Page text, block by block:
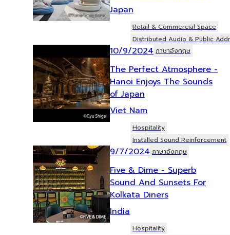
Japan
Retail & Commercial Space
Distributed Audio & Public
10/9/2024 ภาษาอังกฤษ
The Perfect Atmosphere -
Hanoi Enjoys The Sounds
of Japan
Viet Nam
Hospitality
Installed Sound Reinforcement
9/7/2024 ภาษาอังกฤษ
Five & Dime - Superb
Sound And Sunsets For
Kolkata Diners
India
Hospitality